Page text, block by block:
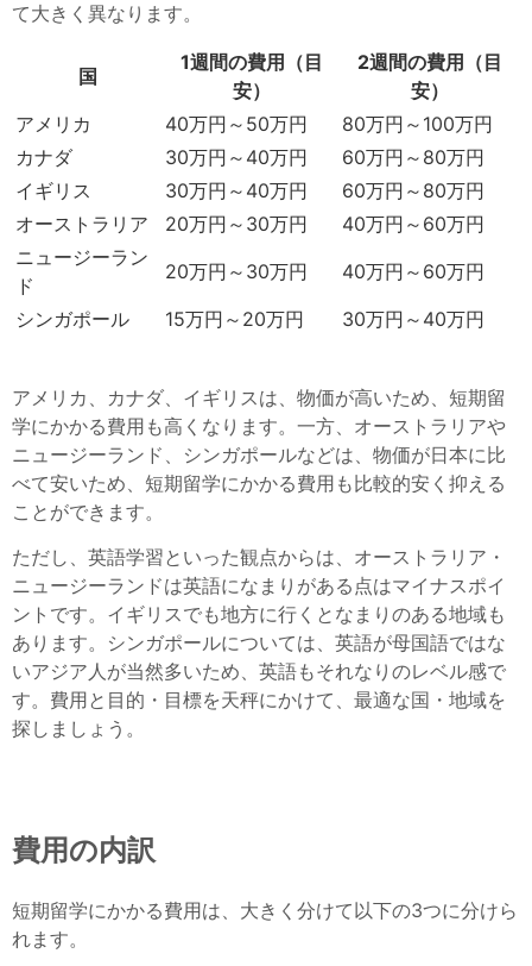
て大きく異なります。
国
1週間の費用（目
安）
2週間の費用（目
安）
アメリカ
40万円～50万円
80万円～100万円
カナダ
30万円～40万円
60万円～80万円
イギリス
30万円～40万円
60万円～80万円
オーストラリア
20万円～30万円
40万円～60万円
ニュージーラン
ド
20万円～30万円
40万円～60万円
シンガポール
15万円～20万円 30万円～40万円
アメリカ、カナダ、イギリスは、物価が高いため、短期留
学にかかる費用も高くなります。一方、オーストラリアや
ニュージーランド、シンガポールなどは、物価が日本に比
べて安いため、短期留学にかかる費用も比較的安く抑える
ことができます。
ただし、英語学習といった観点からは、オーストラリア・
ニュージーランドは英語になまりがある点はマイナスポイ
ントです。イギリスでも地方に行くとなまりのある地域も
あります。シンガポールについては、英語が母国語ではな
いアジア人が当然多いため、英語もそれなりのレベル感で
す。費用と目的・目標を天秤にかけて、最適な国・地域を
探しましょう。
費用の内訳
短期留学にかかる費用は、大きく分けて以下の3つに分けら
れます。